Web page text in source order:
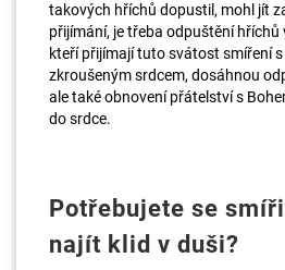
takových hříchů dopustil, mohl jít
přijímání, je třeba odpuštění hříchů
kteří přijímají tuto svátost smíření
zkroušeným srdcem, dosáhnou
ale také obnovení přátelství s
do srdce.
Potřebujete se
najít klid v duši?